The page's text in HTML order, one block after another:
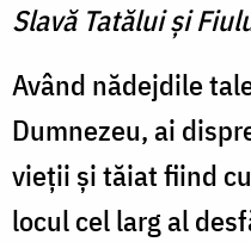
Slavă Tatălui şi
Având nădejdile
Dumnezeu, ai
vieţii şi tăiat fiind
locul cel larg al